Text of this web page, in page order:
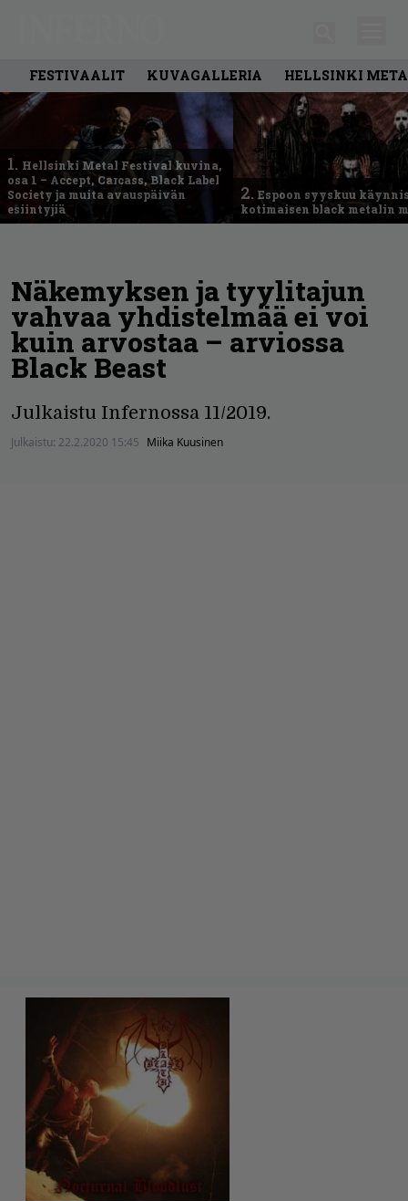
FESTIVAALIT KUVAGALLERIA HELLSINKI
1. Hellsinki Metal Festival kuvina,
osa 1 – Accept, Carcass, Black Label
Society ja muita avauspäivän
esiintyjiä
2. Espoon syyskuu
kotimaisen black metalin
Näkemyksen ja tyylitajun
vahvaa yhdistelmää ei voi
kuin arvostaa – arviossa
Black Beast
Julkaistu Infernossa 11/2019.
Julkaistu: 22.2.2020 15:45 Miika Kuusinen